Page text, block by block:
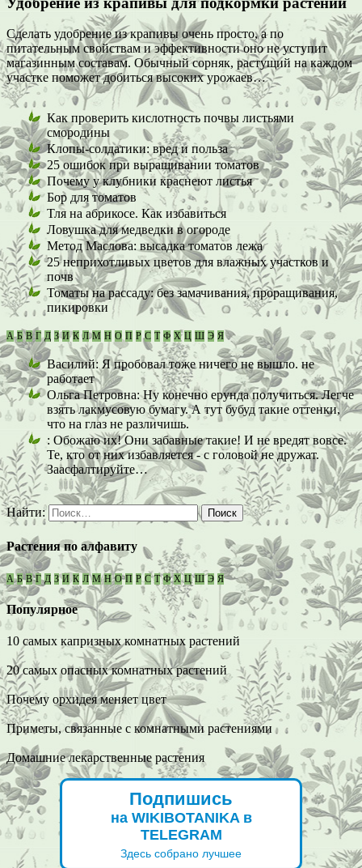
Сделать удобрение из крапивы очень просто, а по
питательным свойствам и эффективности оно не уступит
магазинным составам. Обычный сорняк, растущий на каждом
участке поможет добиться высоких урожаев…
Как проверить кислотность почвы листьями
смородины
Клопы-солдатики: вред и польза
25 ошибок при выращивании томатов
Почему у клубники краснеют листья
Бор для томатов
Тля на абрикосе. Как избавиться
Ловушка для медведки в огороде
Метод Маслова: высадка томатов лежа
25 неприхотливых цветов для влажных участков и
почв
Томаты на рассаду: без замачивания, проращивания,
пикировки
А Б В Г Д З И К Л М Н О П Р С Т Ф Х Ц Ш Э Я
Василий: Я пробовал тоже ничего не вышло. не
работает
Ольга Петровна:Ну конечно ерунда получиться. Легче
взять лакмусовую бумагу. А тут бубуд такие оттенки,
что на глаз не различишь.
: Обожаю их! Они забавные такие! И не вредят вовсе.
Те, кто от них избавляется - с головой не дружат.
Заасфалтируйте…
Найти:
Растения по алфавиту
А Б В Г Д З И К Л М Н О П Р С Т Ф Х Ц Ш Э Я
Популярное
10 самых капризных комнатных растений
20 самых опасных комнатных растений
Почему орхидея меняет цвет
Приметы, связанные с комнатными растениями
Домашние лекарственные растения
Подпишись
на WIKIBOTANIKA в
TELEGRAM
Здесь собрано лучшее